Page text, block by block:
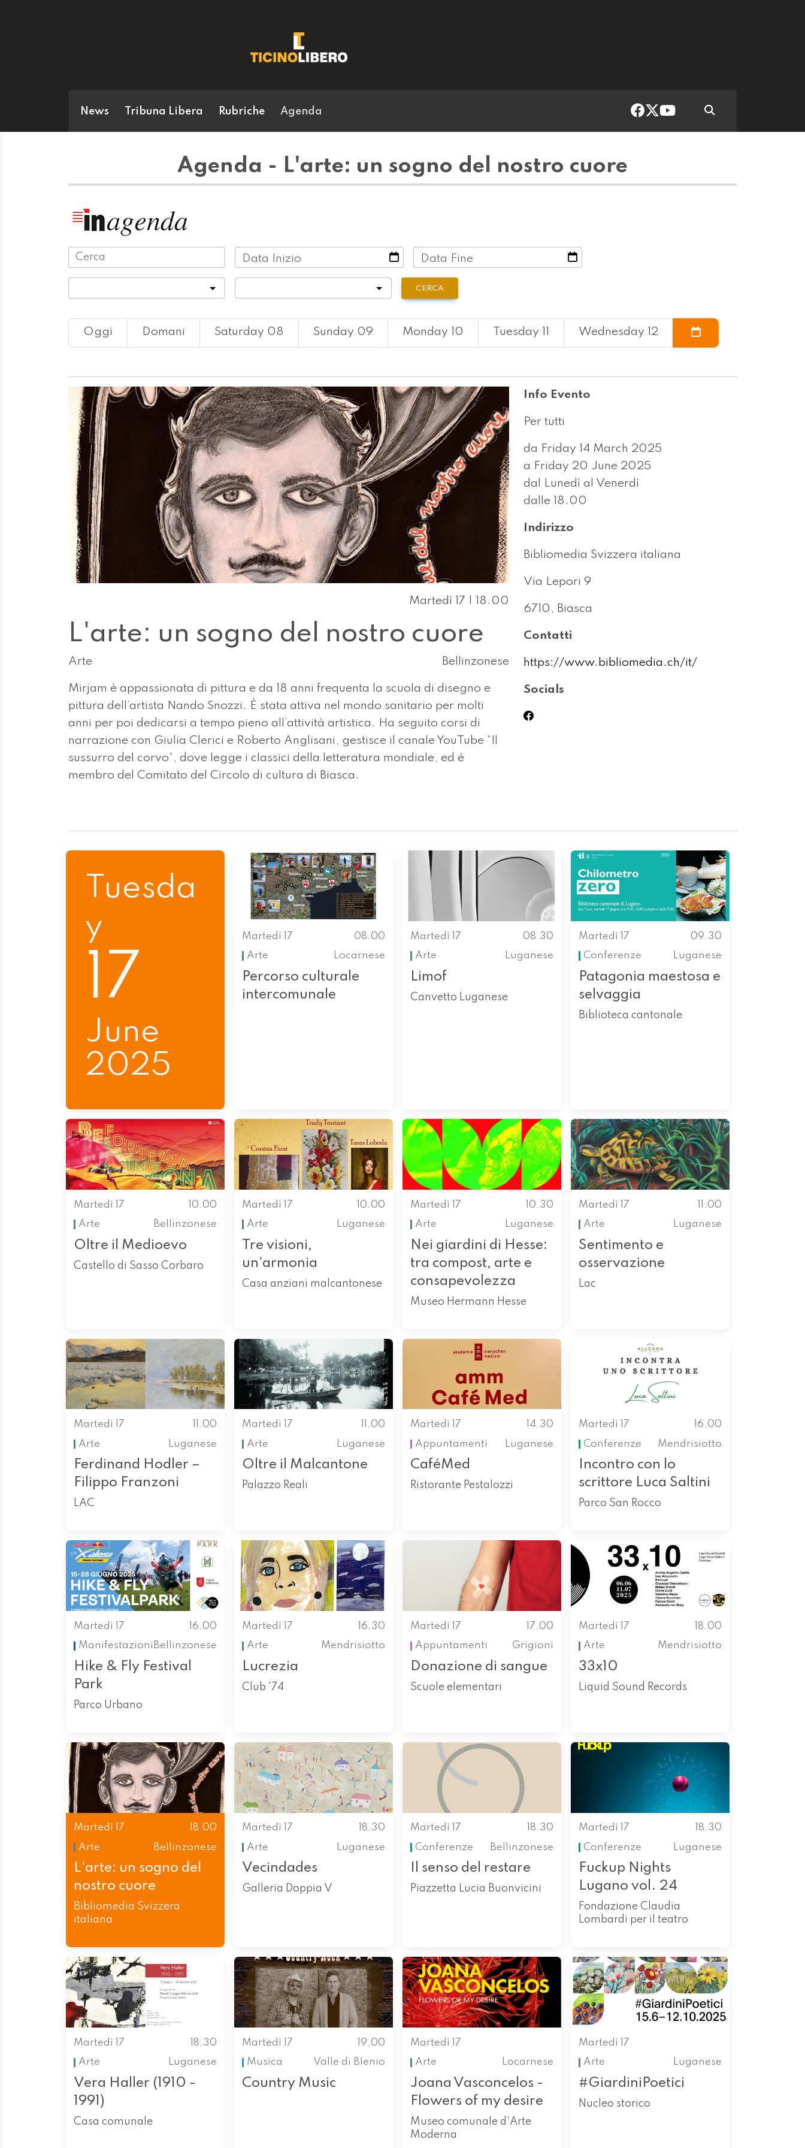
News Tribuna Libera Rubriche Agenda
Agenda - L'arte: un sogno del nostro cuore
Data Inizio Data Fine
CERCA
Oggi Domani Saturday 08 Sunday 09 Monday 10 Tuesday 11 Wednesday 12
Martedì 17 | 18.00
L'arte: un sogno del nostro cuore
Arte Bellinzonese
Mirjam è appassionata di pittura e da 18 anni frequenta la scuola di disegno e
pittura dell’artista Nando Snozzi. È stata attiva nel mondo sanitario per molti
anni per poi dedicarsi a tempo pieno all’attività artistica. Ha seguito corsi di
narrazione con Giulia Clerici e Roberto Anglisani, gestisce il canale YouTube “Il
sussurro del corvo”, dove legge i classici della letteratura mondiale, ed è
membro del Comitato del Circolo di cultura di Biasca.
Info Evento
Per tutti
da Friday 14 March 2025
a Friday 20 June 2025
dal Lunedì al Venerdì
dalle 18.00
Indirizzo
Bibliomedia Svizzera italiana
Via Lepori 9
6710, Biasca
Contatti
https://www.bibliomedia.ch/it/
Socials
Tuesda
y
17
June
2025
Martedì 17
08.00
Arte
Locarnese
Percorso culturale
intercomunale
Martedì 17
08.30
Arte
Luganese
Limof
Canvetto Luganese
Martedì 17
09.30
Conferenze
Luganese
Patagonia maestosa e
selvaggia
Biblioteca cantonale
Martedì 17
10.00
Arte
Bellinzonese
Oltre il Medioevo
Castello di Sasso Corbaro
Martedì 17
10.00
Arte
Luganese
Tre visioni,
un'armonia
Casa anziani malcantonese
Martedì 17
10.30
Arte
Luganese
Nei giardini di Hesse:
tra compost, arte e
consapevolezza
Museo Hermann Hesse
Martedì 17
11.00
Arte
Luganese
Sentimento e
osservazione
Lac
Martedì 17
11.00
Arte
Luganese
Ferdinand Hodler –
Filippo Franzoni
LAC
Martedì 17
11.00
Arte
Luganese
Oltre il Malcantone
Palazzo Reali
Martedì 17
14.30
Appuntamenti
Luganese
CaféMed
Ristorante Pestalozzi
Martedì 17
16.00
Conferenze
Mendrisiotto
Incontro con lo
scrittore Luca Saltini
Parco San Rocco
Martedì 17
16.00
Manifestazioni Bellinzonese
Hike & Fly Festival
Park
Parco Urbano
Martedì 17
16.30
Arte
Mendrisiotto
Lucrezia
Club '74
Martedì 17
17.00
Appuntamenti
Grigioni
Donazione di sangue
Scuole elementari
Martedì 17
18.00
Arte
Mendrisiotto
33x10
Liquid Sound Records
Martedì 17
18.00
Arte
Bellinzonese
L'arte: un sogno del
nostro cuore
Bibliomedia Svizzera
italiana
Martedì 17
18.30
Arte
Luganese
Vecindades
Galleria Doppia V
Martedì 17
18.30
Conferenze
Bellinzonese
Il senso del restare
Piazzetta Lucia Buonvicini
Martedì 17
18.30
Conferenze
Luganese
Fuckup Nights
Lugano vol. 24
Fondazione Claudia
Lombardi per il teatro
Martedì 17
18.30
Arte
Luganese
Vera Haller (1910 -
1991)
Casa comunale
Martedì 17
19.00
Musica
Valle di Blenio
Country Music
Martedì 17
Arte
Locarnese
Joana Vasconcelos -
Flowers of my desire
Museo comunale d'Arte
Moderna
Martedì 17
Arte
Luganese
#GiardiniPoetici
Nucleo storico